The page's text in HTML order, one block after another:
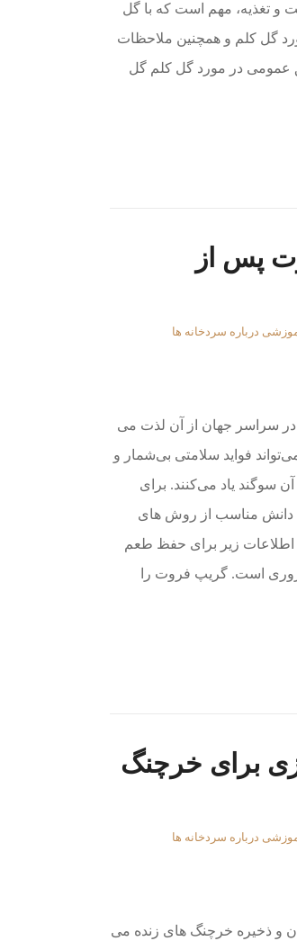
و تغذیه، مهم است که با گل
گل کلم و همچنین ملاحظات
عمومی در مورد گل کلم گل
پس از
درباره سردخانه ها
سراسر جهان از آن لذت می
فواید سلامتی بی‌شمار و
سوگند یاد می‌کنند. برای
دانش مناسب از روش های
اطلاعات زیر برای حفظ طعم
است. گریپ فروت را
برای خرچنگ
درباره سردخانه ها
و ذخیره خرچنگ های زنده می